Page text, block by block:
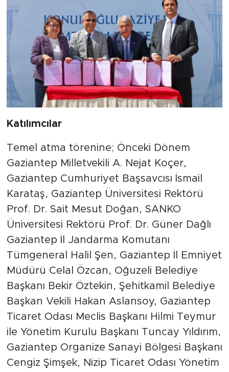
Katılımcılar
Temel atma törenine; Önceki Dönem
Gaziantep Milletvekili A. Nejat Koçer,
Gaziantep Cumhuriyet Başsavcısı İsmail
Karataş, Gaziantep Üniversitesi Rektörü
Prof. Dr. Sait Mesut Doğan, SANKO
Üniversitesi Rektörü Prof. Dr. Güner Dağlı
Gaziantep İl Jandarma Komutanı
Tümgeneral Halil Şen, Gaziantep İl Emniyet
Müdürü Celal Özcan, Oğuzeli Belediye
Başkanı Bekir Öztekin, Şehitkamil Belediye
Başkan Vekili Hakan Aslansoy, Gaziantep
Ticaret Odası Meclis Başkanı Hilmi Teymur
ile Yönetim Kurulu Başkanı Tuncay Yıldırım,
Gaziantep Organize Sanayi Bölgesi Başkanı
Cengiz Şimşek, Nizip Ticaret Odası Yönetim